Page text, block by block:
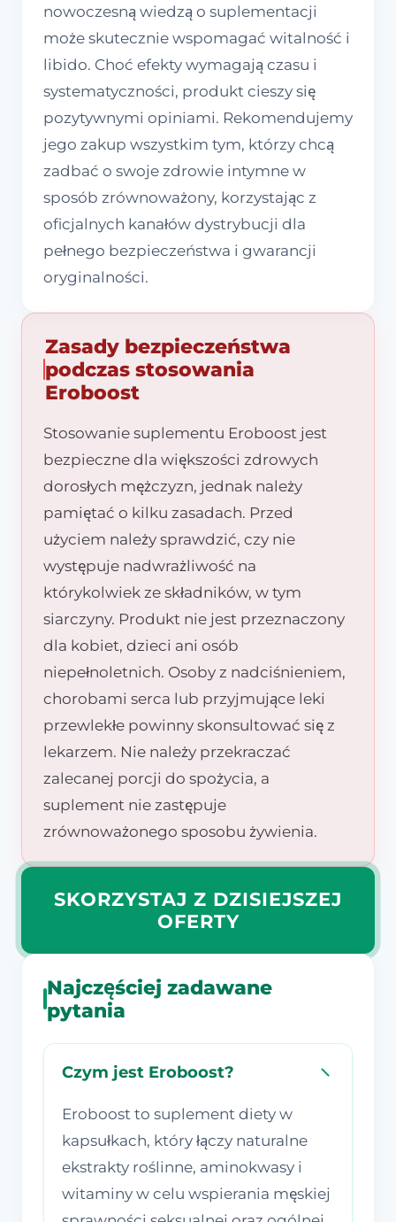
nowoczesną wiedzą o suplementacji
może skutecznie wspomagać witalność i
libido. Choć efekty wymagają czasu i
systematyczności, produkt cieszy się
pozytywnymi opiniami. Rekomendujemy
jego zakup wszystkim tym, którzy chcą
zadbać o swoje zdrowie intymne w
sposób zrównoważony, korzystając z
oficjalnych kanałów dystrybucji dla
pełnego bezpieczeństwa i gwarancji
oryginalności.
Zasady bezpieczeństwa
podczas stosowania
Eroboost
Stosowanie suplementu Eroboost jest
bezpieczne dla większości zdrowych
dorosłych mężczyzn, jednak należy
pamiętać o kilku zasadach. Przed
użyciem należy sprawdzić, czy nie
występuje nadwrażliwość na
którykolwiek ze składników, w tym
siarczyny. Produkt nie jest przeznaczony
dla kobiet, dzieci ani osób
niepełnoletnich. Osoby z nadciśnieniem,
chorobami serca lub przyjmujące leki
przewlekłe powinny skonsultować się z
lekarzem. Nie należy przekraczać
zalecanej porcji do spożycia, a
suplement nie zastępuje
zrównoważonego sposobu żywienia.
SKORZYSTAJ Z DZISIEJSZEJ
OFERTY
Najczęściej zadawane
pytania
Czym jest Eroboost?
Eroboost to suplement diety w
kapsułkach, który łączy naturalne
ekstrakty roślinne, aminokwasy i
witaminy w celu wspierania męskiej